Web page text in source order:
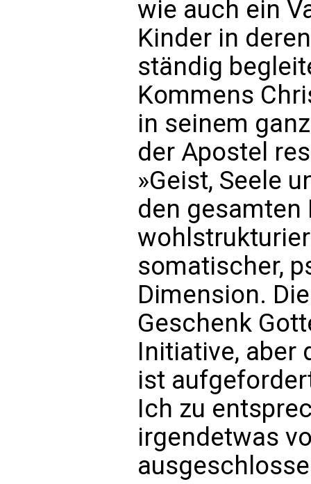
wie auch ein
Kinder in
ständig
Kommens
in seinem
der Apostel
»Geist, Seele
den
somatischer,
Dimension.
Geschenk
Initiative, aber
ist
Ich zu
irgendetwas